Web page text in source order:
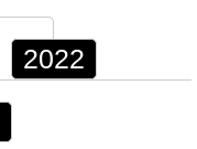
2022